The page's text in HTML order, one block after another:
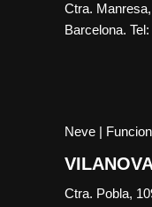
Ctra.
Barcelona.
Neve|
Ctra. Pobla,